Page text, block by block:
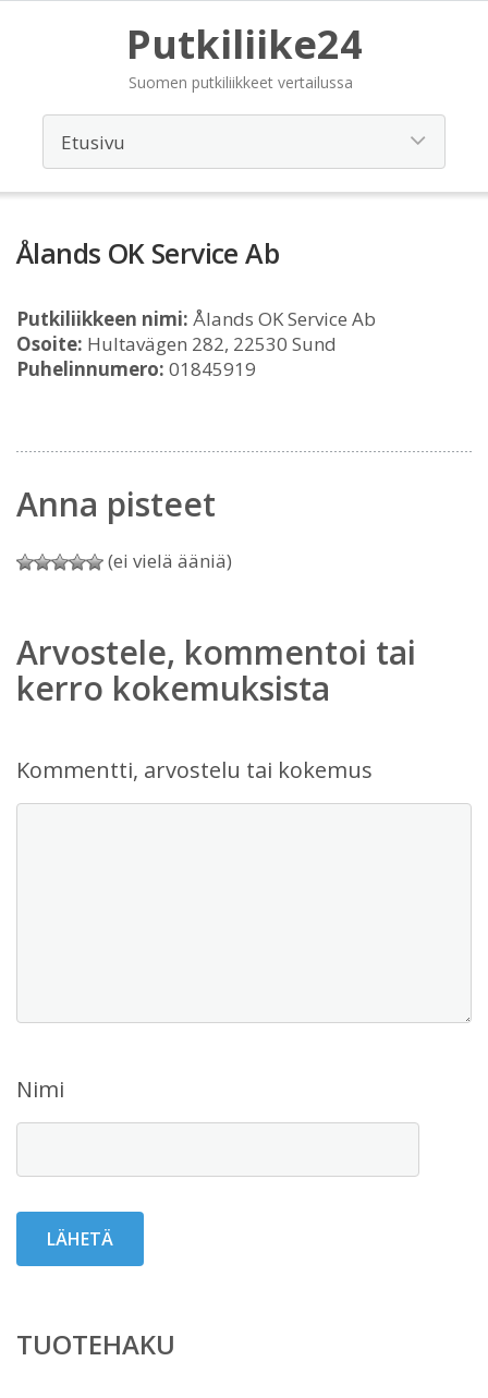
Putkiliike24
Suomen putkiliikkeet vertailussa
Ålands OK Service Ab
Putkiliikkeen nimi: Ålands OK Service Ab
Osoite: Hultavägen 282, 22530 Sund
Puhelinnumero: 01845919
Anna pisteet
(ei vielä ääniä)
Arvostele, kommentoi tai
kerro kokemuksista
Kommentti, arvostelu tai kokemus
Nimi
TUOTEHAKU